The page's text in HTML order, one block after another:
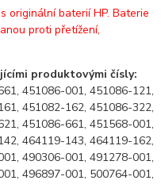
originální baterií HP. Baterie
proti přetížení,
produktovými čísly:
451086-001, 451086-121,
451082-162, 451086-322,
451086-661, 451568-001,
464119-143, 464119-162,
490306-001, 491278-001,
496897-001, 500764-001,